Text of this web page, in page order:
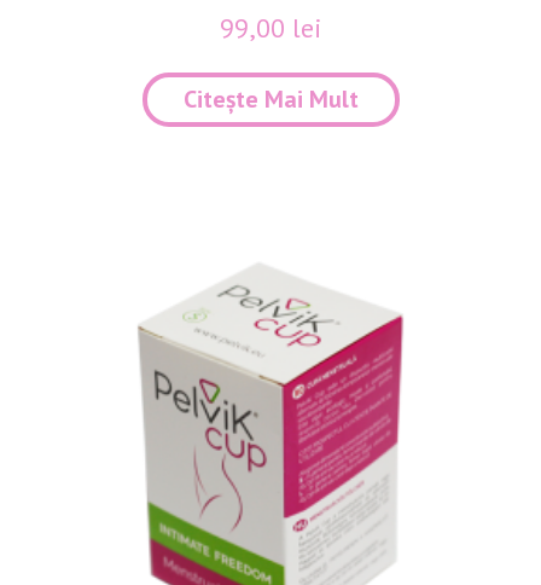
99,00 lei
Citește Mai Mult